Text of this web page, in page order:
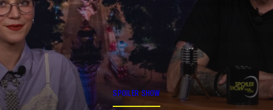
SPOILER SHOW